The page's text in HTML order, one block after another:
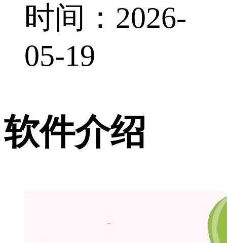
时间：2026-
05-19
软件介绍